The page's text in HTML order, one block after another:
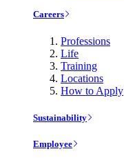
Careers
Professions
Life
Training
Locations
How to Apply
Sustainability
Employee